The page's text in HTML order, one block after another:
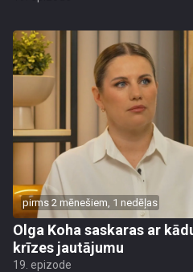
pirms 2 mēnešiem, 1 nedēļas
Olga Koha saskaras ar
krīzes jautājumu
19. epizode